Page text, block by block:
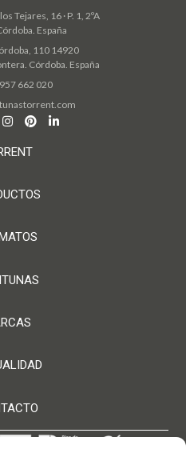
Tejares, 16 · P. 1, 2ºA
España
110 14920
Córdoba. España
662 020